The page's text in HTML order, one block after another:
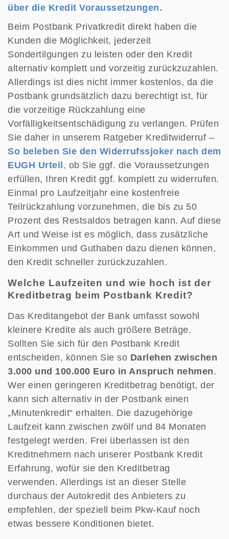
über die Kredit Voraussetzungen.
Beim Postbank Privatkredit direkt haben die
Kunden die Möglichkeit, jederzeit
Sondertilgungen zu leisten oder den Kredit
alternativ komplett und vorzeitig zurückzuzahlen.
Allerdings ist dies nicht immer kostenlos, da die
Postbank grundsätzlich dazu berechtigt ist, für
die vorzeitige Rückzahlung eine
Vorfälligkeitsentschädigung zu verlangen. Prüfen
Sie daher in unserem Ratgeber Kreditwiderruf –
So beleben Sie den Widerrufssjoker nach dem
EUGH Urteil , ob Sie ggf. die Voraussetzungen
erfüllen, Ihren Kredit ggf. komplett zu widerrufen.
Einmal pro Laufzeitjahr eine kostenfreie
Teilrückzahlung vorzunehmen, die bis zu 50
Prozent des Restsaldos betragen kann. Auf diese
Art und Weise ist es möglich, dass zusätzliche
Einkommen und Guthaben dazu dienen können,
den Kredit schneller zurückzuzahlen.
Welche Laufzeiten und wie hoch ist der
Kreditbetrag beim Postbank Kredit?
Das Kreditangebot der Bank umfasst sowohl
kleinere Kredite als auch größere Beträge.
Sollten Sie sich für den Postbank Kredit
entscheiden, können Sie so Darlehen zwischen
3.000 und 100.000 Euro in Anspruch nehmen.
Wer einen geringeren Kreditbetrag benötigt, der
kann sich alternativ in der Postbank einen
„Minutenkredit“ erhalten. Die dazugehörige
Laufzeit kann zwischen zwölf und 84 Monaten
festgelegt werden. Frei überlassen ist den
Kreditnehmern nach unserer Postbank Kredit
Erfahrung, wofür sie den Kreditbetrag
verwenden. Allerdings ist an dieser Stelle
durchaus der Autokredit des Anbieters zu
empfehlen, der speziell beim Pkw-Kauf noch
etwas bessere Konditionen bietet.